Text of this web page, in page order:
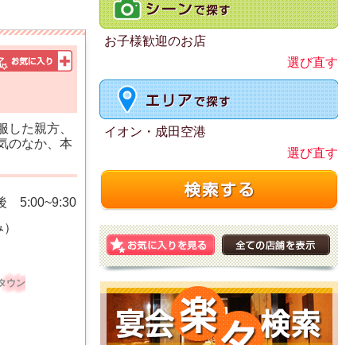
た親方、
のなか、本
5:00~9:30
ウン
お子様歓迎のお店
選び直す
イオン・成田空港
選び直す